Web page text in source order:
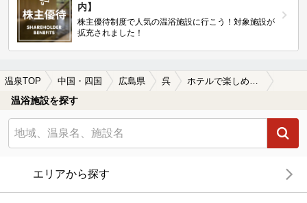
内】
株主優待制度で人気の温浴施設に行こう！対象施設が
拡充されました！
温泉TOP 中国・四国 広島県 呉
温浴施設を探す
エリアから探す